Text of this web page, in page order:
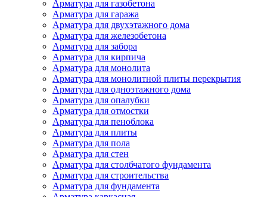
Арматура для газобетона
Арматура для гаража
Арматура для двухэтажного дома
Арматура для железобетона
Арматура для забора
Арматура для кирпича
Арматура для монолита
Арматура для монолитной плиты перекрытия
Арматура для одноэтажного дома
Арматура для опалубки
Арматура для отмостки
Арматура для пеноблока
Арматура для плиты
Арматура для пола
Арматура для стен
Арматура для столбчатого фундамента
Арматура для строительства
Арматура для фундамента